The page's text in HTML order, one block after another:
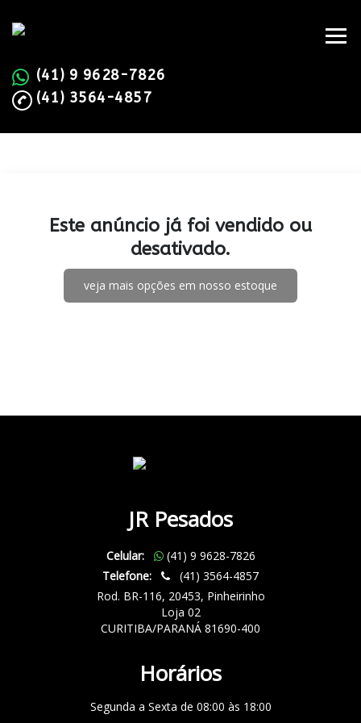
(41) 9 9628-7826
(41) 3564-4857
Este anúncio já foi vendido ou
desativado.
veja mais opções em nosso estoque
JR Pesados
Celular:
(41) 9 9628-7826
Telefone:
(41) 3564-4857
Rod. BR-116, 20453, Pinheirinho
Loja 02
CURITIBA/PARANÁ 81690-400
Horários
Segunda a Sexta de 08:00 às 18:00